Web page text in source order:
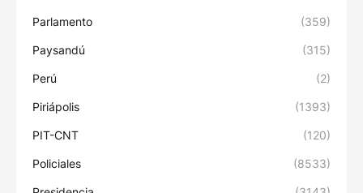
Parlamento (359)
Paysandú (315)
Perú (2)
Piriápolis (1393)
PIT-CNT (120)
Policiales (8533)